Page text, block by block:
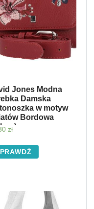
Jones Modna
Damska
w motyw
Bordowa
zł